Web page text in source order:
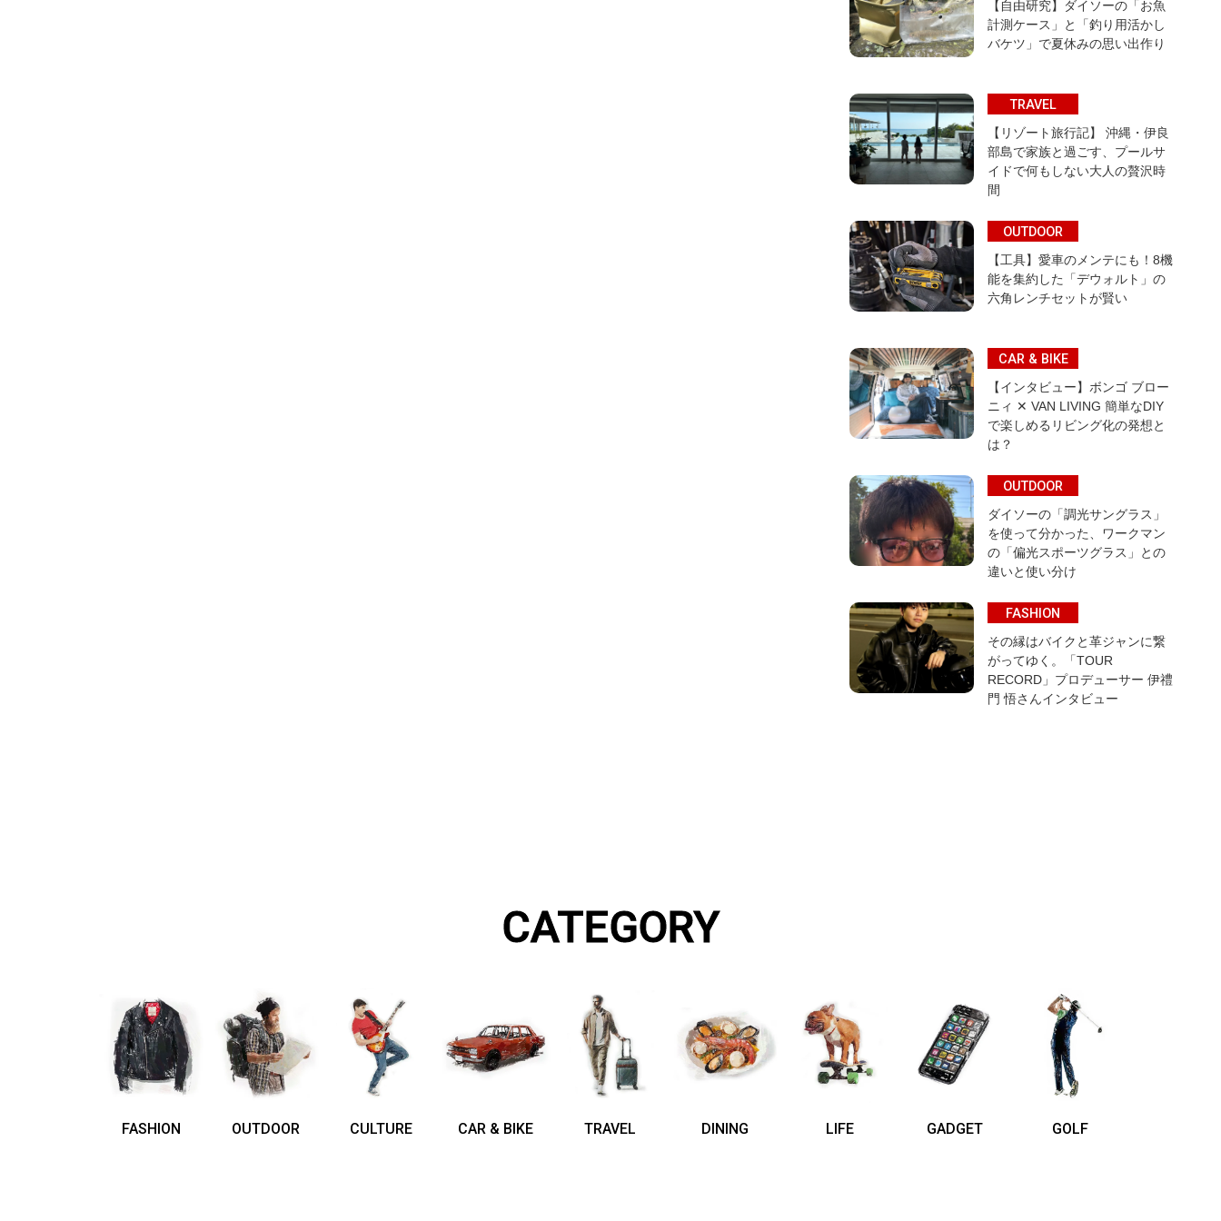
【自由研究】ダイソーの「お魚
計測ケース」と「釣り用活かし
バケツ」で夏休みの思い出作り
TRAVEL
【リゾート旅行記】 沖縄・伊良
部島で家族と過ごす、プールサ
イドで何もしない大人の贅沢時
間
OUTDOOR
【工具】愛車のメンテにも！8機
能を集約した「デウォルト」の
六角レンチセットが賢い
CAR & BIKE
【インタビュー】ボンゴ ブロー
ニィ ✕ VAN LIVING 簡単なDIY
で楽しめるリビング化の発想と
は？
OUTDOOR
ダイソーの「調光サングラス」
を使って分かった、ワークマン
の「偏光スポーツグラス」との
違いと使い分け
FASHION
その縁はバイクと革ジャンに繋
がってゆく。「TOUR
RECORD」プロデューサー 伊禮
門 悟さんインタビュー
CATEGORY
FASHION OUTDOOR CULTURE CAR & BIKE TRAVEL DINING LIFE GADGET GOLF